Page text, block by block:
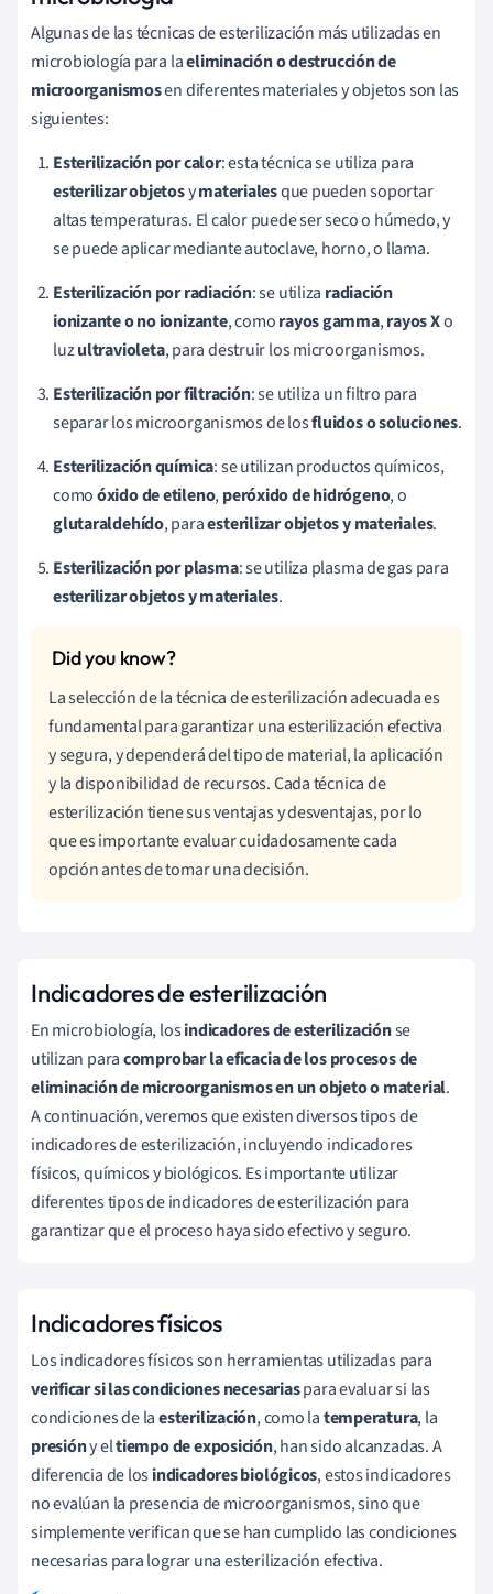
Algunas de las técnicas de esterilización más utilizadas en
microbiología para laeliminación o destrucción de
microorganismosen diferentes materiales y objetos son las
siguientes:
Esterilización por calor: esta técnica se utiliza para
esterilizar objetosymaterialesque pueden soportar
altas temperaturas. El calor puede ser seco o húmedo, y
se puede aplicar mediante autoclave, horno, o llama.
Esterilización por radiación: se utiliza radiación
ionizante o no ionizante, comorayos gamma,rayos Xo
luzultravioleta, para destruir los microorganismos.
Esterilización por filtración: se utiliza un filtro para
separar los microorganismos de losfluidos o soluciones.
Esterilizaciónquímica: se utilizan productos químicos,
comoóxido de etileno,peróxido de hidrógeno, o
glutaraldehído, paraesterilizar objetos y materiales.
Esterilización por plasma: se utiliza plasma de gas para
esterilizar objetos y materiales.
La selección de la técnica de esterilización adecuada es
fundamental para garantizar una esterilización efectiva
y segura, y dependerá del tipo de material, la aplicación
y la disponibilidad de recursos. Cada técnica de
esterilización tiene sus ventajas y desventajas, por lo
que es importante evaluar cuidadosamente cada
opción antes de tomar una decisión.
Indicadores de esterilización
En microbiología, losindicadores de esterilizaciónse
utilizan paracomprobar la eficacia de los procesos de
eliminación de microorganismos en un objeto o material.
A continuación, veremos que existen diversos tipos de
indicadores de esterilización, incluyendo indicadores
físicos, químicos y biológicos. Es importante utilizar
diferentes tipos de indicadores de esterilización para
garantizar que el proceso haya sido efectivo y seguro.
Indicadores físicos
Los indicadores físicos son herramientas utilizadas para
verificar si las condiciones necesariaspara evaluar si las
condiciones de laesterilización, como latemperatura, la
presióny eltiempo de exposición, han sido alcanzadas. A
diferencia de losindicadores biológicos, estos indicadores
no evalúan la presencia de microorganismos, sino que
simplemente verifican que se han cumplido las condiciones
necesarias para lograr una esterilización efectiva.